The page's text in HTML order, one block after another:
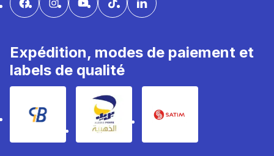
Expédition, modes de paiement et
labels de qualité